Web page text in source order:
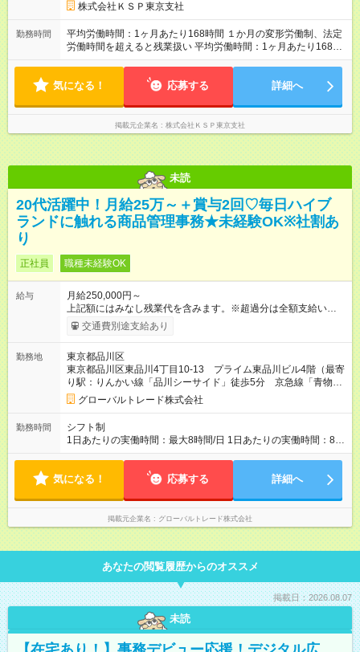
株式会社ＫＳＰ東京支社
勤務時間
平均労働時間：1ヶ月あたり168時間 １か月の変形労働制、法定
労働時間を超えると残業扱い 平均労働時間：1ヶ月あたり168時
間 １か月の変形労働制、法定労働時間を超えると残業扱い
気になる！ 応募する 詳細へ
掲載元企業名 株式会社ＫＳＰ東京支社
未読
20代活躍中！月給25万～＋賞与2回♡毎日ハイブ
ランドに触れる商品管理事務★未経験OK※社割あ
り
正社員 職種未経験OK
給与
月給250,000円～
上記額にはみなし残業代を含みます。※超過分は全額支給いたし
ます。 みなし残業代 30,800円／月 みなし残業時間 20時間／月
月給250000円＋諸手当＋賞与2回 試用期間3か月 試用期間中
間は3ヶ月で、その間の雇用形態は正社員です。 【試用期間】試
用期間あり 試用期間の長さ：3ヶ月 雇用形態、給与は本採用時
と同じです。
交通費別途支給あり
勤務地
東京都品川区
東京都品川区東品川4丁目10-13 プライム東品川ビル4階（最寄
り駅：りんかい線「品川シーサイド」徒歩5分 京急線「青物横
丁」徒歩7分）
グローバルトレード株式会社
勤務時間
シフト制
1日あたりの実働時間：最大8時間/日 1日あたりの実働時間：8時
間 休憩1時間（60分） ・10時00分～19時00分
気になる！ 応募する 詳細へ
掲載元企業名 グローバルトレード株式会社
あなたの閲覧履歴からのオススメ
掲載日：2026.08.07
未読